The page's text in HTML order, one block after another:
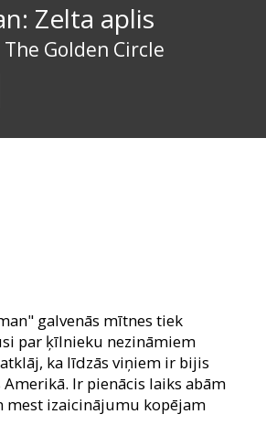
Zelta aplis
Golden Circle
galvenās mītnes tiek
par ķīlnieku nezināmiem
ka līdzās viņiem ir bijis
Ir pienācis laiks abām
mest izaicinājumu kopējam